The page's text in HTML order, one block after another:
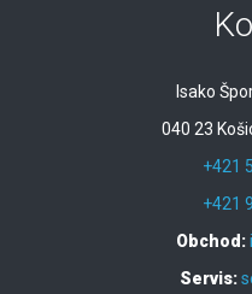
Isako
040 23
+421
+421
Obchod:
Servis: